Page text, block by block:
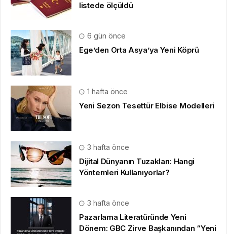
listede ölçüldü
6 gün önce
Ege’den Orta Asya’ya Yeni Köprü
1 hafta önce
Yeni Sezon Tesettür Elbise Modelleri
3 hafta önce
Dijital Dünyanın Tuzakları: Hangi
Yöntemleri Kullanıyorlar?
3 hafta önce
Pazarlama Literatüründe Yeni
Dönem: GBC Zirve Başkanından “Yeni